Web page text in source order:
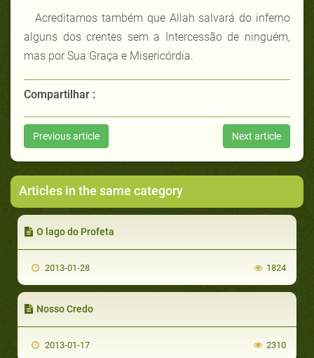
Acreditamos também que Allah salvará do inferno
alguns dos crentes sem a Intercessão de ninguém,
mas por Sua Graça e Misericórdia.
Compartilhar :
Previous article Next article
Articles in the same category
O lago do Profeta
2013-01-28 1824
Nosso Credo
2013-01-17 2310